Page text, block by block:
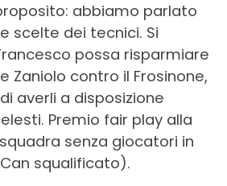
abbiamo parlato
scelte dei tecnici. Si
possa risparmiare
Zaniolo contro il Frosinone,
averli a disposizione
Premio fair play alla
senza giocatori in
squalificato).